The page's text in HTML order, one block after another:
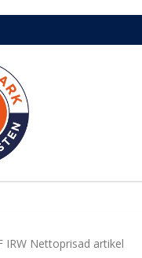
IRW Nettoprisad artikel